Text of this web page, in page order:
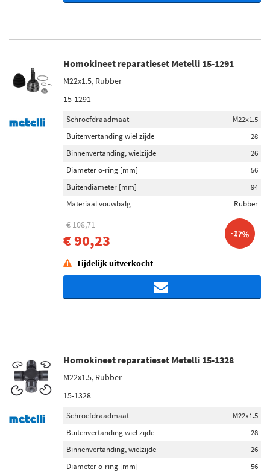
Homokineet reparatieset Metelli 15-1291
M22x1.5, Rubber
15-1291
Schroefdraadmaat
M22x1.5
Buitenvertanding wiel zijde
28
Binnenvertanding, wielzijde
26
Diameter o-ring [mm]
56
Buitendiameter [mm]
94
Materiaal vouwbalg
Rubber
€ 108,71
€ 90,23 -17%
Tijdelijk uitverkocht
Homokineet reparatieset Metelli 15-1328
M22x1.5, Rubber
15-1328
Schroefdraadmaat
M22x1.5
Buitenvertanding wiel zijde
28
Binnenvertanding, wielzijde
26
Diameter o-ring [mm]
56